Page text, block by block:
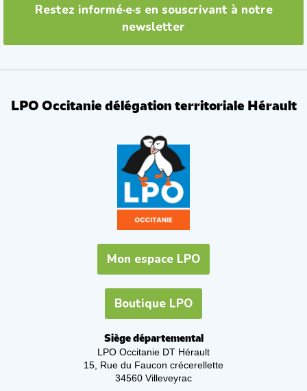
Restez informé·e·s en souscrivant à notre
newsletter
LPO Occitanie délégation territoriale Hérault
Mon espace LPO
Boutique LPO
Siège départemental
LPO Occitanie DT Hérault
15, Rue du Faucon crécerellette
34560 Villeveyrac